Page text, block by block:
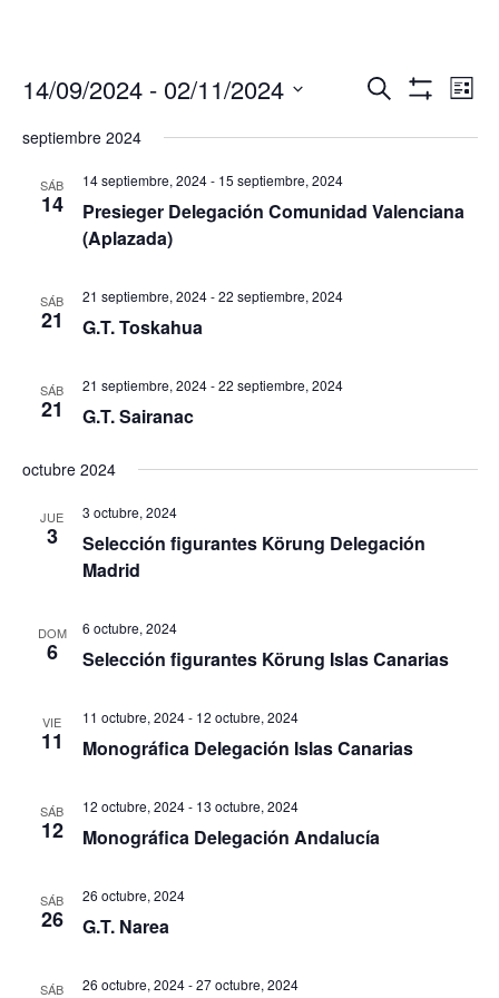
búsqueda
vistas
Buscar
de
Lista
14/09/2024 - 02/11/2024
fecha.
septiembre 2024
SÁB
14
14 septiembre, 2024- 15 septiembre, 2024
Presieger Delegación Comunidad Valenciana
(Aplazada)
SÁB
21
21 septiembre, 2024-22 septiembre, 2024
G.T. Toskahua
SÁB
21
21 septiembre, 2024-22 septiembre, 2024
G.T. Sairanac
octubre 2024
JUE
3
3 octubre, 2024
Selección figurantes Körung Delegación
Madrid
DOM
6
6 octubre, 2024
Selección figurantes Körung Islas Canarias
VIE
11
11 octubre, 2024- 12 octubre, 2024
Monográfica Delegación Islas Canarias
SÁB
12
12 octubre, 2024- 13 octubre, 2024
Monográfica Delegación Andalucía
SÁB
26
26 octubre, 2024
G.T. Narea
SÁB 26 octubre, 2024-27 octubre, 2024